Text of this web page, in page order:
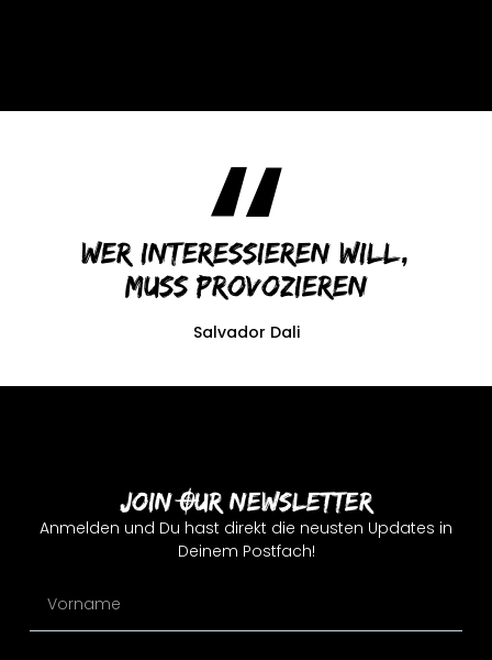
Wer interessieren will,
muss provozieren
Salvador Dali
Join Our Newsletter
Anmelden und Du hast direkt die neusten Updates in
Deinem Postfach!